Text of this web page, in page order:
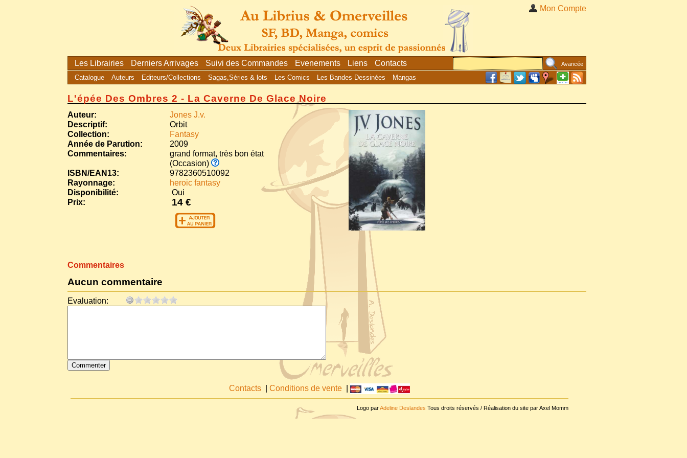
Mon Compte
Les Librairies Derniers Arrivages Suivi des Commandes Evenements Liens Contacts Avancée
Catalogue Auteurs Editeurs/Collections Sagas,Séries & lots Les Comics Les Bandes Dessinées Mangas
L'épée Des Ombres 2 - La Caverne De Glace Noire
Auteur:
Jones J.v.
Descriptif:
Orbit
Collection:
Fantasy
Année de Parution:
2009
Commentaires:
grand format, très bon état
(Occasion)
ISBN/EAN13:
9782360510092
Rayonnage:
heroic fantasy
Disponibilité:
Oui
Prix:
14 €
Commentaires
Aucun commentaire
Evaluation:
Contacts |Conditions de vente |
Logo parAdeline Deslandes Tous droits réservés / Réalisation du site par Axel Momm